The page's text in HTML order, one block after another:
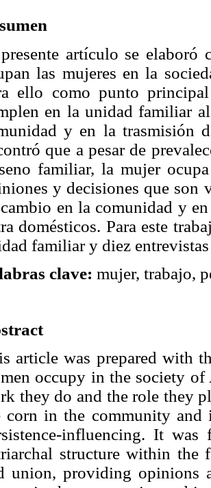
artículo se elaboró
las mujeres en la
ello como punto
en la unidad familiar
y en la trasmisión
que a pesar de
familiar, la mujer
y decisiones que son
en la comunidad y
domésticos. Para este
familiar y diez
clave: mujer, trabajo,
article was prepared with
occupy in the society
they do and the role they
corn in the community
influencing. It
structure within the
union, providing opinions